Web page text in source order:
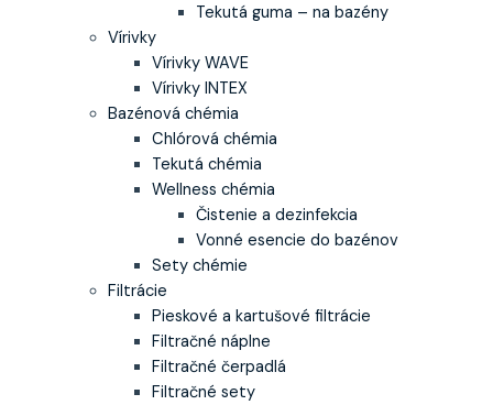
Tekutá guma – na bazény
Vírivky
Vírivky WAVE
Vírivky INTEX
Bazénová chémia
Chlórová chémia
Tekutá chémia
Wellness chémia
Čistenie a dezinfekcia
Vonné esencie do bazénov
Sety chémie
Filtrácie
Pieskové a kartušové filtrácie
Filtračné náplne
Filtračné čerpadlá
Filtračné sety